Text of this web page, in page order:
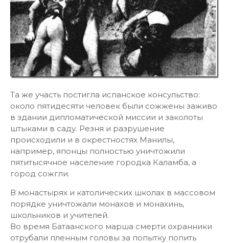
Та же участь постигла испанское консульство:
около пятидесяти человек были сожжены заживо
в здании дипломатической миссии и заколоты
штыками в саду. Резня и разрушение
происходили и в окрестностях Манилы,
например, японцы полностью уничтожили
пятитысячное население городка Каламба, а
город сожгли.
В монастырях и католических школах в массовом
порядке уничтожали монахов и монахинь,
школьников и учителей.
Во время Батаанского марша смерти охранники
отрубали пленным головы за попытку попить